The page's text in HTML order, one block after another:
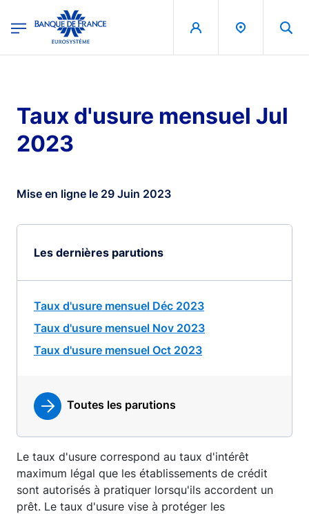
Banque de France - Menu Principal
Taux d'usure mensuel Jul
2023
Mise en ligne le 29 Juin 2023
Les dernières parutions
Taux d'usure mensuel Déc 2023
Taux d'usure mensuel Nov 2023
Taux d'usure mensuel Oct 2023
Toutes les parutions
Le taux d'usure correspond au taux d'intérêt
maximum légal que les établissements de crédit
sont autorisés à pratiquer lorsqu'ils accordent un
prêt. Le taux d'usure vise à protéger les